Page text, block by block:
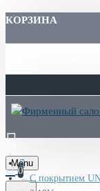
КОРЗИНА
Menu
0
С покрытием